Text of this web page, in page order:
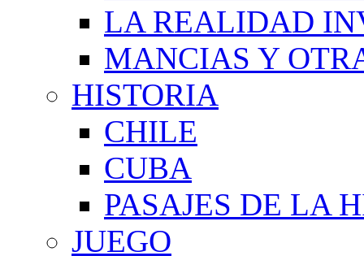
LA REALIDAD
MANCIAS Y
HISTORIA
CHILE
CUBA
PASAJES DE LA
JUEGO